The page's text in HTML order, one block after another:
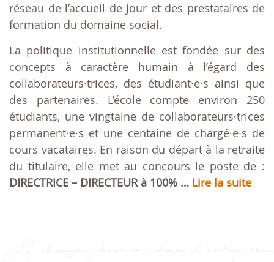
réseau de l’accueil de jour et des prestataires de
formation du domaine social.
La politique institutionnelle est fondée sur des
concepts à caractère humain à l’égard des
collaborateurs·trices, des étudiant·e·s ainsi que
des partenaires. L’école compte environ 250
étudiants, une vingtaine de collaborateurs·trices
permanent·e·s et une centaine de chargé·e·s de
cours vacataires. En raison du départ à la retraite
du titulaire, elle met au concours le poste de :
DIRECTRICE – DIRECTEUR à 100% … Lire la suite